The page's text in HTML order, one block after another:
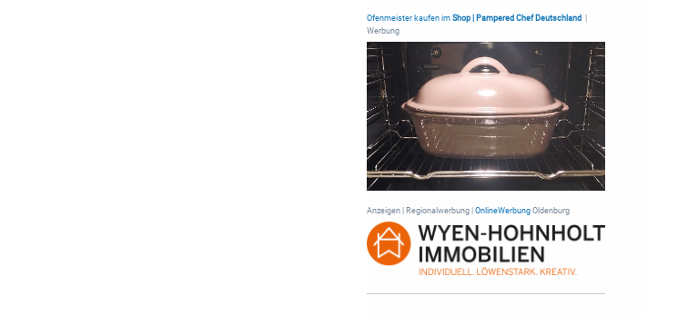
Ofenmeister kaufen im Shop | Pampered Chef Deutschland
Werbung
Anzeigen | Regionalwerbung | OnlineWerbungOldenburg